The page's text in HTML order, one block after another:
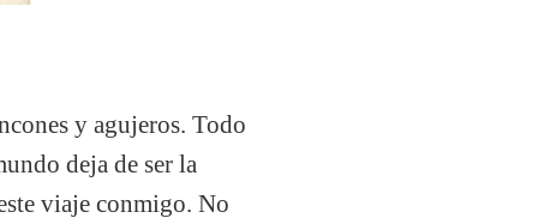
y agujeros. Todo
deja de ser la
viaje conmigo. No